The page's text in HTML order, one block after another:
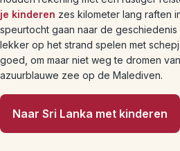
je kinderen zes kilometer lang raften
speurtocht gaan naar de
lekker op het strand spelen met
goed, om maar niet weg te dromen
azuurblauwe zee op de Malediven.
Naar Sri Lanka met kinderen